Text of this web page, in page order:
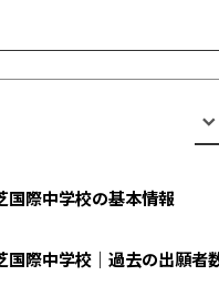
国際中学校の基本情報
国際中学校｜過去の出願者